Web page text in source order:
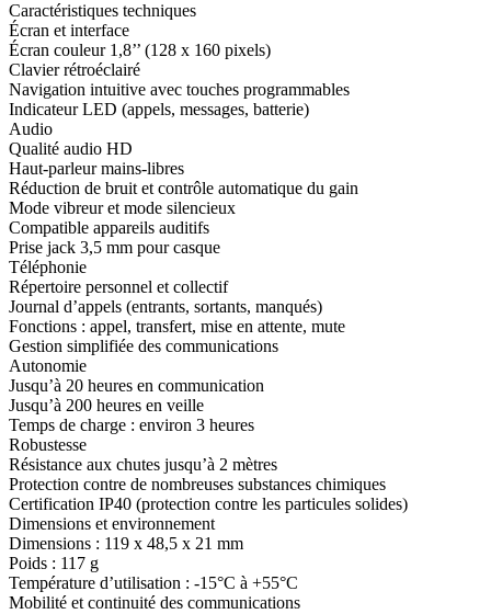
Caractéristiques techniques
Écran et interface
Écran couleur 1,8’’ (128 x 160 pixels)
Clavier rétroéclairé
Navigation intuitive avec touches programmables
Indicateur LED (appels, messages, batterie)
Audio
Qualité audio HD
Haut-parleur mains-libres
Réduction de bruit et contrôle automatique du gain
Mode vibreur et mode silencieux
Compatible appareils auditifs
Prise jack 3,5 mm pour casque
Téléphonie
Répertoire personnel et collectif
Journal d’appels (entrants, sortants, manqués)
Fonctions : appel, transfert, mise en attente, mute
Gestion simplifiée des communications
Autonomie
Jusqu’à 20 heures en communication
Jusqu’à 200 heures en veille
Temps de charge : environ 3 heures
Robustesse
Résistance aux chutes jusqu’à 2 mètres
Protection contre de nombreuses substances chimiques
Certification IP40 (protection contre les particules solides)
Dimensions et environnement
Dimensions : 119 x 48,5 x 21 mm
Poids : 117 g
Température d’utilisation : -15°C à +55°C
Mobilité et continuité des communications